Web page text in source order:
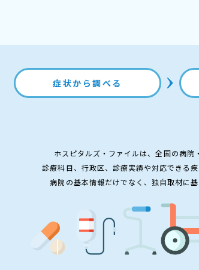
症状から調べる
ホスピタルズ・ファイルは、全国の病院
診療科目、行政区、診療実績や対応できる
病院の基本情報だけでなく、独自取材に